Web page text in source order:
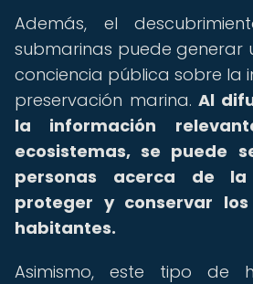
Además, el
submarinas puede generar
conciencia pública sobre la
preservación marina. Al
la información
ecosistemas, se puede
personas acerca de
proteger y conservar
habitantes.
Asimismo, este tipo de